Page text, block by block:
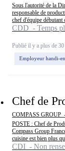
Sous l'autorité de la
responsable de
chef d'équipe débutant
CDD - Temps
Publié il y a plus de
Employeur handi-
Chef de
COMPASS GROUP
POSTE : Chef de
Compass Group
cuisine est bien plus
CDI - Non